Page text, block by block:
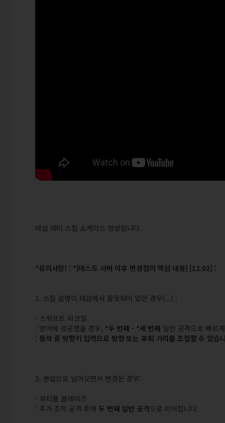
테섭 레티 스킬 쇼케이스 영상입니다.
*유의사항! : *[테스트 서버 이후 변경점의 핵심 내용] [12.02] :
1. 스킬 설명이 테섭에서 잘못되어 있던 경우(...) :
- 스위프트 리코일
: 방어에 성공했을 경우, *두 번째 - *세 번째 일반 공격으로 빠르
: 동작 중 방향키 입력으로 방향 또는 후퇴 거리를 조절할 수 있습
2. 본섭으로 넘어오면서 변경된 경우:
- 뷰티풀 블레이즈
: 추가 조작 공격 후에두 번째 일반 공격으로 이어집니다.